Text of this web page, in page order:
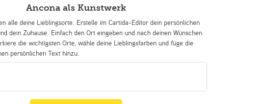
Ancona als Kunstwerk
alle deine Lieblingsorte. Erstelle im Cartida-Editor dein persönlichen
dein Zuhause. Einfach den Ort eingeben und nach deinen Wünschen
die wichtigsten Orte, wähle deine Lieblingsfarben und füge die
persönlichen Text hinzu.